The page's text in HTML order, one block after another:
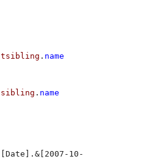
. name
. name
10-